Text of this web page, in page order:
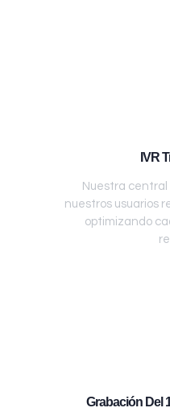
IVR
Nuestra
nuestros usuarios
optimizando
Grabación Del